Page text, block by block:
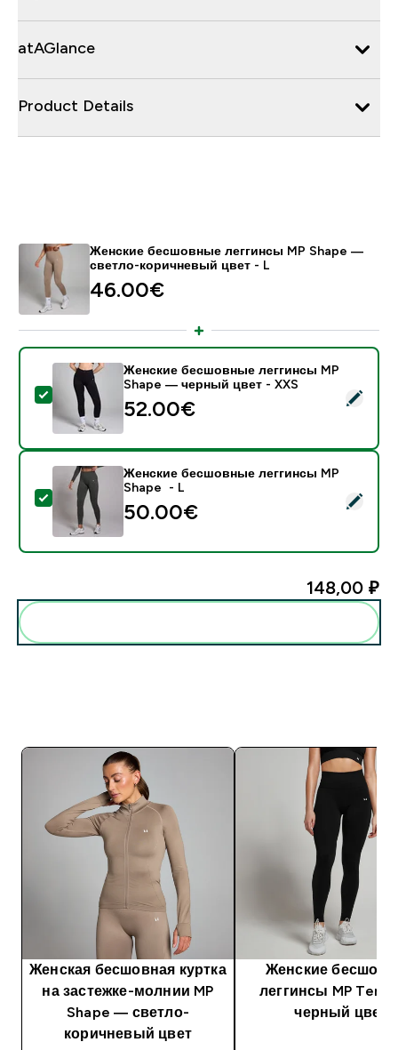
atAGlance
Product Details
Женские бесшовные леггинсы MP Shape —
светло-коричневый цвет - L
46.00€‎
- Женские бесшовные леггинсы MP Shape —
Женские бесшовные леггинсы MP
Shape — черный цвет - XXS
52.00€‎
- Женские бесшовные леггинсы MP Shape - L
Женские бесшовные леггинсы MP
Shape - L
50.00€‎
148,00 ₽‎
Женская бесшовная куртка
на застежке-молнии MP
Shape ― светло-
коричневый цвет
Женские
леггинсы MP
черный цвет